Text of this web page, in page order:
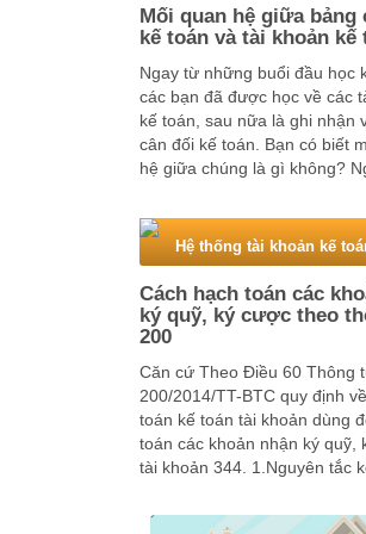
Mối quan hệ giữa bảng
kế toán và tài khoản kế
Ngay từ những buổi đầu học
các bạn đã được học về các
kế toán, sau nữa là ghi nhận
cân đối kế toán. Bạn có biết
hệ giữa chúng là gì không?
Hệ thống tài khoản kế
Cách hạch toán các
ký quỹ, ký cược theo
200
Căn cứ Theo Điều 60 Thông
200/2014/TT-BTC quy định
toán kế toán tài khoản dùng
toán các khoản nhận ký quỹ,
tài khoản 344. 1.Nguyên tắc
khoản này dùng để …